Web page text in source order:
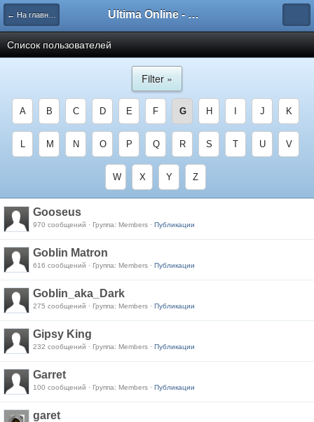
← На главную Ultima Online - Форум Русского сообщества игры
Список пользователей
Filter »
A B C D E F G H J K
L M N O P Q R S T U V
W X Y Z
Gooseus
970 сообщений · Группа: Members · Публикации
Goblin Matron
616 сообщений · Группа: Members · Публикации
Goblin_aka_Dark
275 сообщений · Группа: Members · Публикации
Gipsy King
232 сообщений · Группа: Members · Публикации
Garret
100 сообщений · Группа: Members · Публикации
garet